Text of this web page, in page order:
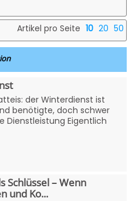
Artikel pro Seite 10 20 50
der Winterdienst ist
benötigte, doch schwer
Dienstleistung Eigentlich
Schlüssel – Wenn
und Ko...